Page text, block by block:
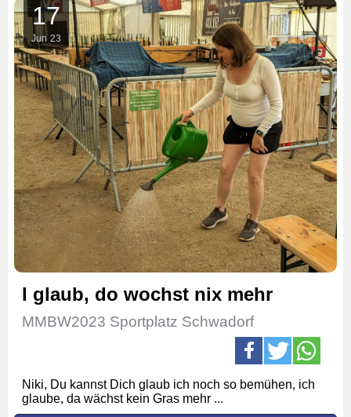
17
Jun 23
I glaub, do wochst nix mehr
MMBW2023 Sportplatz Schwadorf
Niki, Du kannst Dich glaub ich noch so bemühen, ich
glaube, da wächst kein Gras mehr ...